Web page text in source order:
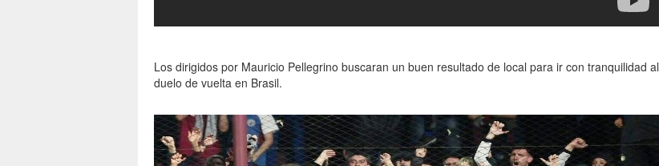
Los dirigidos por Mauricio Pellegrino buscaran un buen resultado de local para ir con tranquilidad al
duelo de vuelta en Brasil.